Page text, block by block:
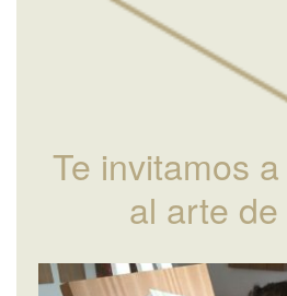
Te invitamos
al arte